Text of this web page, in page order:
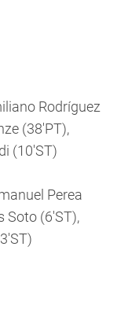
Rodríguez
(38'PT),
(10'ST)
Perea
Soto (6'ST),